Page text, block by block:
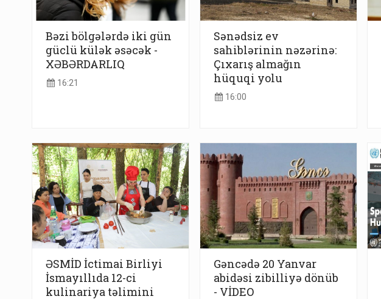
Bəzi bölgələrdə iki gün
güclü külək əsəcək -
XƏBƏRDARLIQ
16:21
Sənədsiz ev
sahiblərinin nəzərinə:
Çıxarış almağın
hüquqi yolu
16:00
ƏSMİD İctimai Birliyi
İsmayıllıda 12-ci
kulinariya təlimini
Gəncədə 20 Yanvar
abidəsi zibilliyə dönüb
- VİDEO